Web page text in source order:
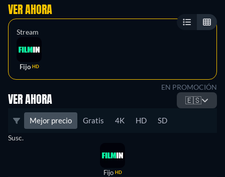
VER AHORA
Stream
Fijo HD
EN PROMOCIÓN
VER AHORA 🇪🇸
Mejor precio Gratis 4K HD SD
Susc.
Fijo HD